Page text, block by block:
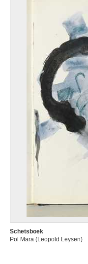
Schetsboek
Pol Mara (Leopold Leysen)